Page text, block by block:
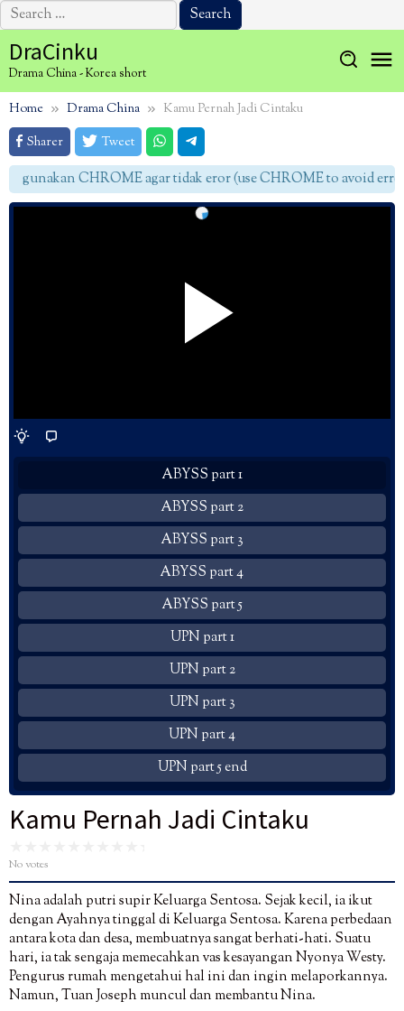
Search
for:
to
content
DraCinku
Drama China - Korea short
Home Drama China
Kamu Pernah Jadi Cintaku
Sharer
Tweet
gunakan CHROME agar tidak eror (use CHROME to avoid
ABYSS part 1
ABYSS part 2
ABYSS part 3
ABYSS part 4
ABYSS part 5
UPN part 1
UPN part 2
UPN part 3
UPN part 4
UPN part 5 end
Kamu Pernah Jadi Cintaku
No votes
Nina adalah putri supir Keluarga Sentosa. Sejak kecil, ia ikut
dengan Ayahnya tinggal di Keluarga Sentosa. Karena perbedaan
antara kota dan desa, membuatnya sangat berhati-hati. Suatu
hari, ia tak sengaja memecahkan vas kesayangan Nyonya Westy.
Pengurus rumah mengetahui hal ini dan ingin melaporkannya.
Namun, Tuan Joseph muncul dan membantu Nina.